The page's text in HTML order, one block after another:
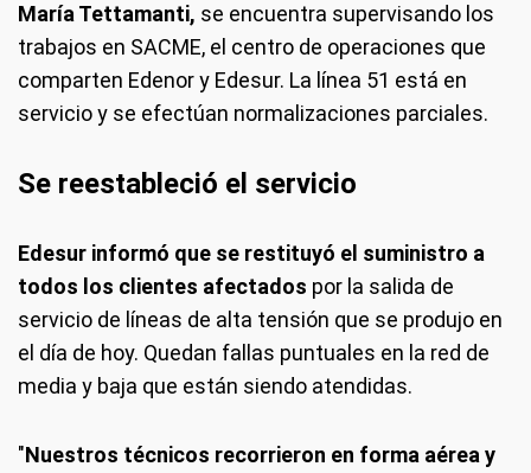
María Tettamanti, se encuentra supervisando los
trabajos en SACME, el centro de operaciones que
comparten Edenor y Edesur. La línea 51 está en
servicio y se efectúan normalizaciones parciales.
Se reestableció el servicio
Edesur informó que se restituyó el suministro a
todos los clientes afectados por la salida de
servicio de líneas de alta tensión que se produjo en
el día de hoy. Quedan fallas puntuales en la red de
media y baja que están siendo atendidas.
"Nuestros técnicos recorrieron en forma aérea y